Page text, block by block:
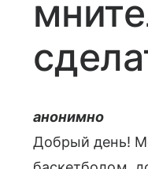
анонимно
Добрый день!